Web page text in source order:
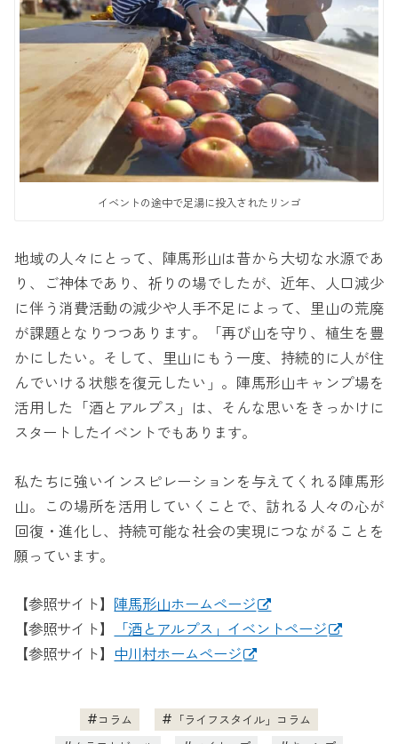
イベントの途中で足湯に投入されたリンゴ
地域の人々にとって、陣馬形山は昔から大切な水源であ
り、ご神体であり、祈りの場でしたが、近年、人口減少
に伴う消費活動の減少や人手不足によって、里山の荒廃
が課題となりつつあります。「再び山を守り、植生を豊
かにしたい。そして、里山にもう一度、持続的に人が住
んでいける状態を復元したい」。陣馬形山キャンプ場を
活用した「酒とアルプス」は、そんな思いをきっかけに
スタートしたイベントでもあります。
私たちに強いインスピレーションを与えてくれる陣馬形
山。この場所を活用していくことで、訪れる人々の心が
回復・進化し、持続可能な社会の実現につながることを
願っています。
【参照サイト】 陣馬形山ホームページ
【参照サイト】
「酒とアルプス」イベントページ
【参照サイト】 中川村ホームページ
コラム
「ライフスタイル」コラム